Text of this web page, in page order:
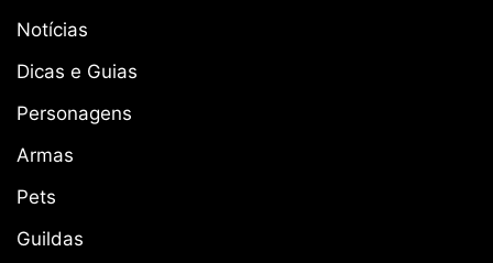
Notícias
Dicas e Guias
Personagens
Armas
Pets
Guildas